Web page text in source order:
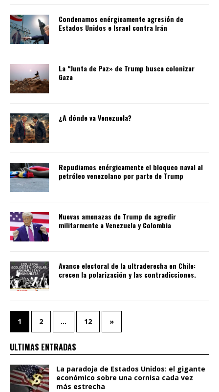
Condenamos enérgicamente agresión de
Estados Unidos e Israel contra Irán
La “Junta de Paz» de Trump busca colonizar
Gaza
¿A dónde va Venezuela?
Repudiamos enérgicamente el bloqueo naval al
petróleo venezolano por parte de Trump
Nuevas amenazas de Trump de agredir
militarmente a Venezuela y Colombia
Avance electoral de la ultraderecha en Chile:
crecen la polarización y las contradicciones.
1 2 … 12 »
ULTIMAS ENTRADAS
La paradoja de Estados Unidos: el gigante
económico sobre una cornisa cada vez
más estrecha